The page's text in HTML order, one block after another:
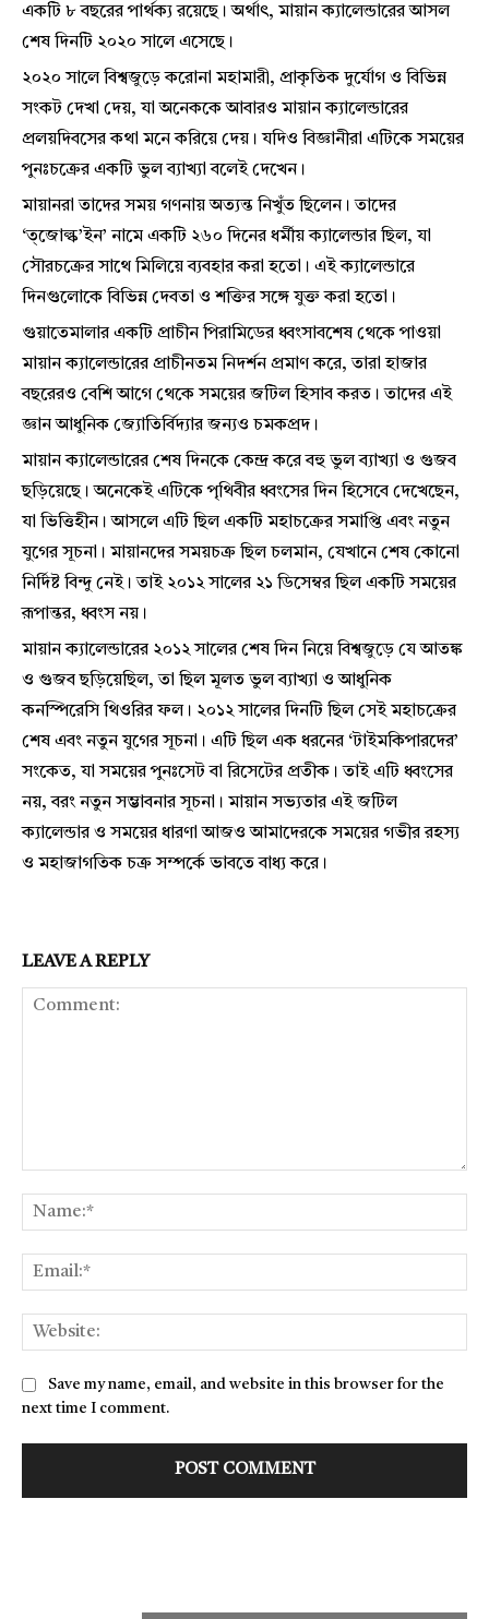
একটি ৮ বছরের পার্থক্য রয়েছে। অর্থাৎ, মায়ান ক্যালেন্ডারের আসল
শেষ দিনটি ২০২০ সালে এসেছে।
২০২০ সালে বিশ্বজুড়ে করোনা মহামারী, প্রাকৃতিক দুর্যোগ ও বিভিন্ন
সংকট দেখা দেয়, যা অনেককে আবারও মায়ান ক্যালেন্ডারের
প্রলয়দিবসের কথা মনে করিয়ে দেয়। যদিও বিজ্ঞানীরা এটিকে সময়ের
পুনঃচক্রের একটি ভুল ব্যাখ্যা বলেই দেখেন।
মায়ানরা তাদের সময় গণনায় অত্যন্ত নিখুঁত ছিলেন। তাদের
‘ত্জোল্ক’ইন’ নামে একটি ২৬০ দিনের ধর্মীয় ক্যালেন্ডার ছিল, যা
সৌরচক্রের সাথে মিলিয়ে ব্যবহার করা হতো। এই ক্যালেন্ডারে
দিনগুলোকে বিভিন্ন দেবতা ও শক্তির সঙ্গে যুক্ত করা হতো।
গুয়াতেমালার একটি প্রাচীন পিরামিডের ধ্বংসাবশেষ থেকে পাওয়া
মায়ান ক্যালেন্ডারের প্রাচীনতম নিদর্শন প্রমাণ করে, তারা হাজার
বছরেরও বেশি আগে থেকে সময়ের জটিল হিসাব করত। তাদের এই
জ্ঞান আধুনিক জ্যোতির্বিদ্যার জন্যও চমকপ্রদ।
মায়ান ক্যালেন্ডারের শেষ দিনকে কেন্দ্র করে বহু ভুল ব্যাখ্যা ও গুজব
ছড়িয়েছে। অনেকেই এটিকে পৃথিবীর ধ্বংসের দিন হিসেবে দেখেছেন,
যা ভিত্তিহীন। আসলে এটি ছিল একটি মহাচক্রের সমাপ্তি এবং নতুন
যুগের সূচনা। মায়ানদের সময়চক্র ছিল চলমান, যেখানে শেষ কোনো
নির্দিষ্ট বিন্দু নেই। তাই ২০১২ সালের ২১ ডিসেম্বর ছিল একটি সময়ের
রূপান্তর, ধ্বংস নয়।
মায়ান ক্যালেন্ডারের ২০১২ সালের শেষ দিন নিয়ে বিশ্বজুড়ে যে আতঙ্ক
ও গুজব ছড়িয়েছিল, তা ছিল মূলত ভুল ব্যাখ্যা ও আধুনিক
কনস্পিরেসি থিওরির ফল। ২০১২ সালের দিনটি ছিল সেই মহাচক্রের
শেষ এবং নতুন যুগের সূচনা। এটি ছিল এক ধরনের ‘টাইমকিপারদের’
সংকেত, যা সময়ের পুনঃসেট বা রিসেটের প্রতীক। তাই এটি ধ্বংসের
নয়, বরং নতুন সম্ভাবনার সূচনা। মায়ান সভ্যতার এই জটিল
ক্যালেন্ডার ও সময়ের ধারণা আজও আমাদেরকে সময়ের গভীর রহস্য
ও মহাজাগতিক চক্র সম্পর্কে ভাবতে বাধ্য করে।
LEAVE A REPLY
Save my name, email, and website in this browser for the
next time I comment.